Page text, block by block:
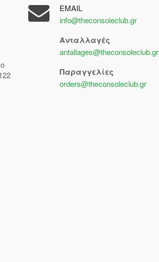
EMAIL
info@theconsoleclub.gr
Ανταλλαγές
antallages@theconsoleclub.gr
Παραγγελίες
orders@theconsoleclub.gr